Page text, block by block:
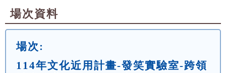
場次資料
場次:
114年文化近用計畫-發笑實驗室-跨領